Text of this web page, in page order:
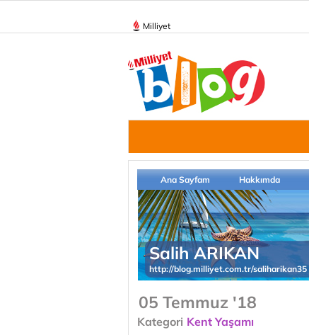
Milliyet
Ana Sayfam Hakkımda
Salih ARIKAN
http://blog.milliyet.com.tr/saliharikan35
05 Temmuz '18
Kategori Kent Yaşamı